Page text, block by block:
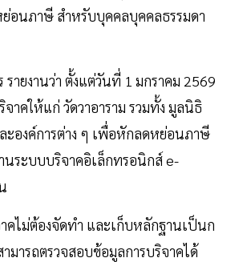
อนภาษี สำหรับบุคคลบุคคลธรรมดา
รายงานว่า ตั้งแต่วันที่ 1 มกราคม 2569
าคให้แก่ วัดวาอาราม รวมทั้ง มูลนิธิ
ะองค์การต่าง ๆ เพื่อหักลดหย่อนภาษี
นระบบบริจาคอิเล็กทรอนิกส์ e-
คไม่ต้องจัดทำ และเก็บหลักฐานเป็นก
มารถตรวจสอบข้อมูลการบริจาคได้